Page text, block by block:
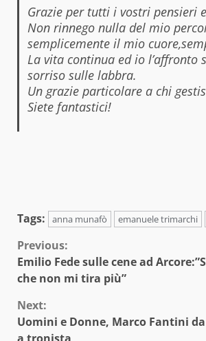
Grazie per tutti i vostri pensieri
Non rinnego nulla del mio
semplicemente il mio
La vita continua ed io l’affronto
sorriso sulle labbra.
Un grazie particolare a chi
Siete fantastici!
Tags: anna munafò emanuele trimarchi
Continue
Reading
Previous:
Emilio Fede sulle cene ad
che non mi tira più”
Next:
Uomini e Donne, Marco Fantini